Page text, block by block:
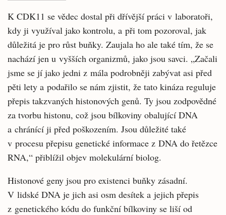
K CDK11 se vědec dostal při dřívější práci v laboratoři,
kdy ji využíval jako kontrolu, a při tom pozoroval, jak
důležitá je pro růst buňky. Zaujala ho ale také tím, že se
nachází jen u vyšších organizmů, jako jsou savci. „Začali
jsme se jí jako jedni z mála podrobněji zabývat asi před
pěti lety a podařilo se nám zjistit, že tato kináza reguluje
přepis takzvaných histonových genů. Ty jsou zodpovědné
za tvorbu histonu, což jsou bílkoviny obalující DNA
a chránící ji před poškozením. Jsou důležité také
v procesu přepisu genetické informace z DNA do řetězce
RNA,“ přiblížil objev molekulární biolog.
Histonové geny jsou pro existenci buňky zásadní.
V lidské DNA je jich asi osm desítek a jejich přepis
z genetického kódu do funkční bílkoviny se liší od